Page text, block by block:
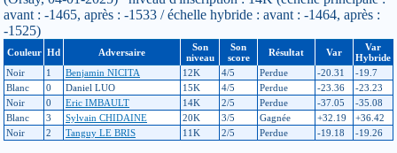
avant : -1465, après : -1533 / échelle hybride : avant : -1464, après :
-1525)
Couleur Hd Adversaire
Son
niveau
Son
score
Résultat Var
Var
Hybride
Noir
1 Benjamin NICITA 12K 4/5 Perdue -20.31
-19.7
Blanc
0 Daniel LUO 15K 4/5 Perdue -23.36
-23.23
Noir
0 Eric IMBAULT 14K 2/5 Perdue -37.05
-35.08
Blanc
3 Sylvain CHIDAINE 20K 3/5 Gagnée +32.19
+36.42
Noir
2 Tanguy LE BRIS 11K 2/5 Perdue -19.18 -19.26